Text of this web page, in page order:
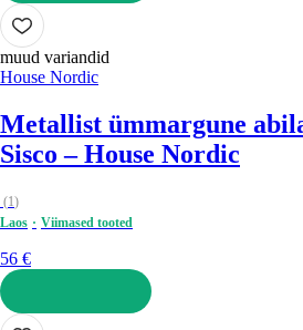
LISA OSTUKORVI
muud variandid
House Nordic
Metallist ümmargune
Sisco – House Nordic
(1)
Laos
Viimased tooted
56 €
LISA OSTUKORVI